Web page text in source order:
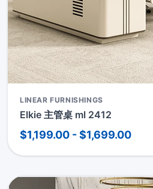
LINEAR FURNISHINGS
Elkie 主管桌 ml 2412
$1,199.00 - $1,699.00